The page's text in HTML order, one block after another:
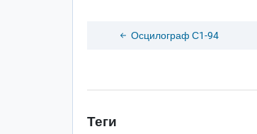
Осцилограф С1-94
Теги